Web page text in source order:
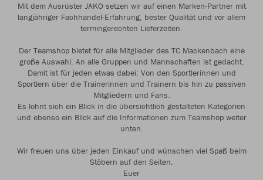
Mit dem Ausrüster JAKO setzen wir auf einen Marken-Partner mit
langjähriger Fachhandel-Erfahrung, bester Qualität und vor allem
termingerechten Lieferzeiten.
Der Teamshop bietet für alle Mitglieder des TC Mackenbach eine
große Auswahl. An alle Gruppen und Mannschaften ist gedacht.
Damit ist für jeden etwas dabei: Von den Sportlerinnen und
Sportlern über die Trainerinnen und Trainern bis hin zu passiven
Mitgliedern und Fans.
Es lohnt sich ein Blick in die übersichtlich gestalteten Kategorien
und ebenso ein Blick auf die Informationen zum Teamshop weiter
unten.
Wir freuen uns über jeden Einkauf und wünschen viel Spaß beim
Stöbern auf den Seiten.
Euer